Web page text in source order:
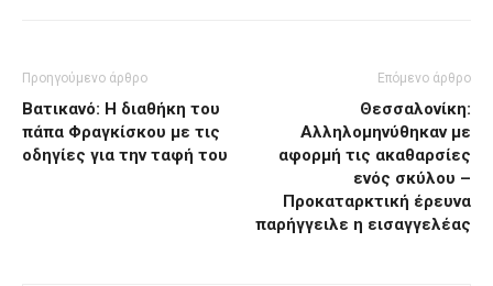
Προηγούμενο άρθρο
Βατικανό: Η διαθήκη του
πάπα Φραγκίσκου με τις
οδηγίες για την ταφή του
Επόμενο άρθρο
Θεσσαλονίκη:
Αλληλομηνύθηκαν με
αφορμή τις ακαθαρσίες
ενός σκύλου –
Προκαταρκτική έρευνα
παρήγγειλε η εισαγγελέας